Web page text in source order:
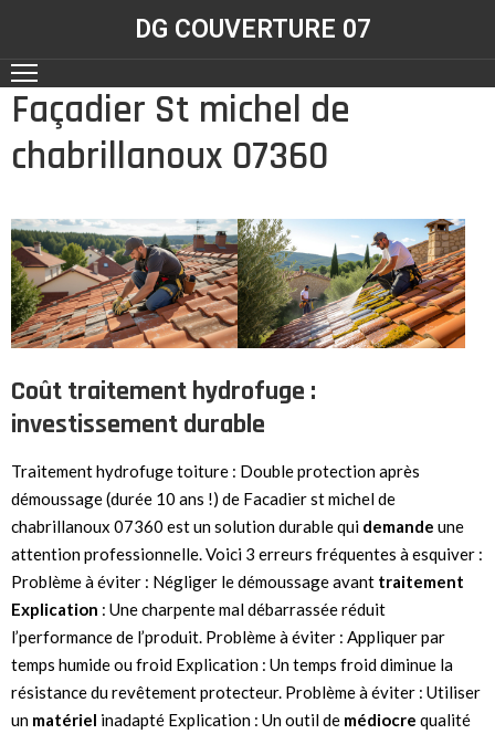
DG COUVERTURE 07
ACCUEIL
NOS
RÉALISATIONS
CONTACT
NOS
SERVICES
Façadier St michel de
chabrillanoux 07360
Coût traitement hydrofuge :
investissement durable
Traitement hydrofuge toiture : Double protection après
démoussage (durée 10 ans !) de Facadier st michel de
chabrillanoux 07360 est un solution durable qui demande une
attention professionnelle. Voici 3 erreurs fréquentes à esquiver :
Problème à éviter : Négliger le démoussage avant traitement
Explication : Une charpente mal débarrassée réduit
l’performance de l’produit. Problème à éviter : Appliquer par
temps humide ou froid Explication : Un temps froid diminue la
résistance du revêtement protecteur. Problème à éviter : Utiliser
un matériel inadapté Explication : Un outil de médiocre qualité